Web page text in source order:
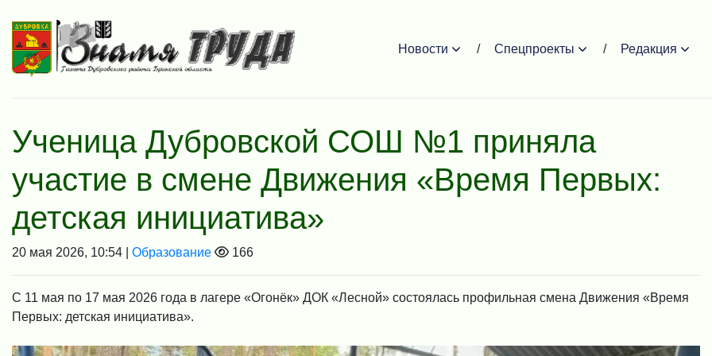
Новости Спецпроекты Редакция
Ученица Дубровской СОШ №1 приняла
участие в смене Движения «Время Первых:
детская инициатива»
20 мая 2026, 10:54 | Образование 166
С 11 мая по 17 мая 2026 года в лагере «Огонёк» ДОК «Лесной» состоялась профильная смена Движения «Время
Первых: детская инициатива».